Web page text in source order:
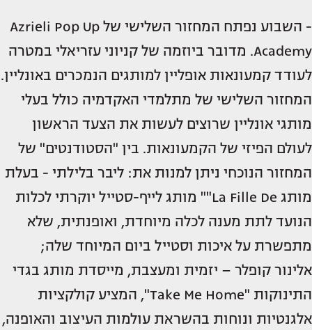
- השבוע נפתח המחזור השלישי של Azrieli Pop Up
Academy. מדובר ביוזמה של קניוני עזריאלי במטרה
לעודד קמעונאות אופליין למותגים הנמכרים באונליין.
המחזור השלישי של מתלמדי האקדמיה כולל בעלי
מותגי אונליין שרוצים לעשות את הצעד הראשון
לעולם הפיזי של הקמעונאות. בין "הסטודנטים" של
המחזור הנוכחי ניתן למנות את: ליבר בלילתי - בעלת
מותג La Fille De"" מותג לייף-סטייל יוקרתי לכלות
הנועד לתת מענה לכלה מיוחדת, ואופנתית, שלא
מתפשרת על איכות וסטייל ביום המיוחד שלה;
אלינור קופלר – יזמית ומעצבת, מייסדת מותג בגדי
התינוקות "Take Me Home", המציע קולקציות
אלגנטיות ונוחות בהשראת עולמות העיצוב והאופנה,